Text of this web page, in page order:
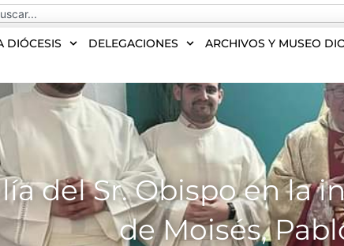
DIÓCESIS DELEGACIONES ARCHIVOS Y MUSEO
del Sr. Obispo en la
de Moisés,